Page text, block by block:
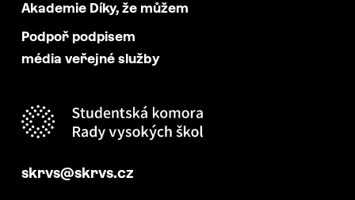
Akademie Díky, že můžem
Podpoř podpisem
média veřejné služby
skrvs@skrvs.cz